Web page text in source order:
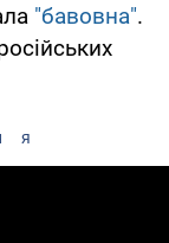
"бавовна".